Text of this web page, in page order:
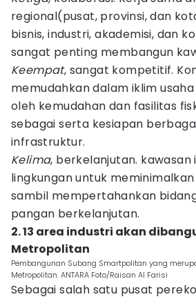
regional(pusat, provinsi, dan
bisnis, industri, akademisi, dan
sangat penting membangun
Keempat, sangat kompetitif.
memudahkan dalam iklim
oleh kemudahan dan fasilitas
sebagai serta kesiapan
infrastruktur.
Kelima, berkelanjutan.
lingkungan untuk
sambil mempertahankan
pangan berkelanjutan.
2. 13 area industri akan
Metropolitan
Pembangunan Subang Smartpolitan yang
Metropolitan. ANTARA Foto/Raisan Al Farisi
Sebagai salah satu pusat